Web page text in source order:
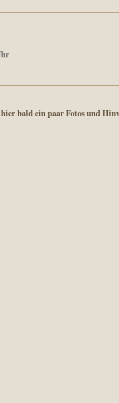
bald ein paar Fotos und